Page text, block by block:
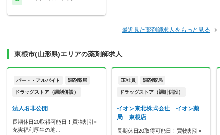
最近見た薬剤師求人をもっと見る
東根市(山形県)エリアの薬剤師求人
パート・アルバイト 調剤薬局
ドラッグストア（調剤併設）
法人名非公開
長期休日20取得可能日！買物割引×
充実福利厚生の地…
正社員 調剤薬局
ドラッグストア（調剤併設）
イオン東北株式会社 イオン薬
局 東根店
長期休日20取得可能日！買物割引×